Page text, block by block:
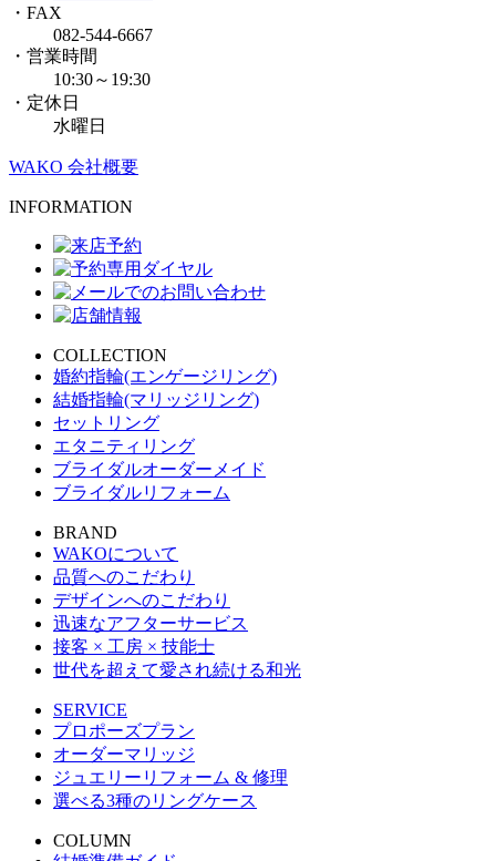
・FAX
082-544-6667
・営業時間
10:30～19:30
・定休日
水曜日
WAKO 会社概要
INFORMATION
COLLECTION
婚約指輪(エンゲージリング)
結婚指輪(マリッジリング)
セットリング
エタニティリング
ブライダルオーダーメイド
ブライダルリフォーム
BRAND
WAKOについて
品質へのこだわり
デザインへのこだわり
迅速なアフターサービス
接客 × 工房 × 技能士
世代を超えて愛され続ける和光
SERVICE
プロポーズプラン
オーダーマリッジ
ジュエリーリフォーム & 修理
選べる3種のリングケース
COLUMN